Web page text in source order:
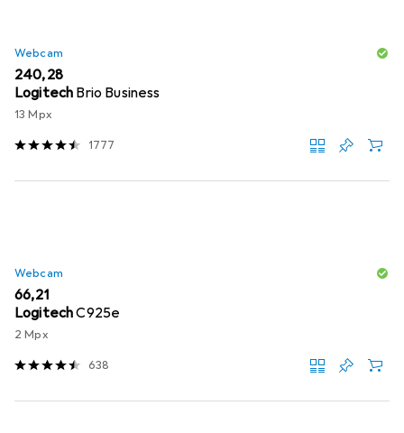
Webcam
EUR
240,28
Logitech Brio Business
13 Mpx
1777
Webcam
EUR
66,21
LogitechC925e
2 Mpx
638